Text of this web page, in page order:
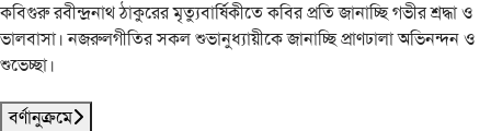
কবিগুরু রবীন্দ্রনাথ ঠাকুরের মৃত্যুবার্ষিকীতে কবির প্রতি জানাচ্ছি গভীর শ্রদ্ধা ও
ভালবাসা। নজরুলগীতির সকল শুভানুধ্যায়ীকে জানাচ্ছি প্রাণঢালা অভিনন্দন ও
শুভেচ্ছা।
বর্ণানুক্রমে